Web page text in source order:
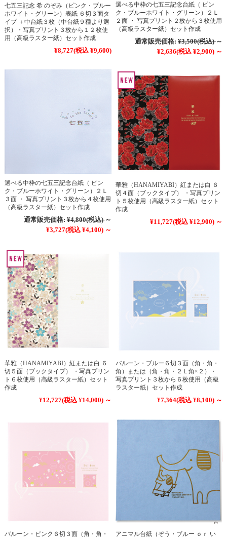
七五三記念 希 のぞみ（ピンク・ブルー
ホワイト・グリーン）表紙 ６切３面タ
イプ ＋中台紙３枚（中台紙９種より選
択）・写真プリント３枚から１２枚使
用（高級ラスター紙）セット作成
¥8,727(税込 ¥9,600)
選べる中枠の七五三記念台紙（ ピン
ク・ブルーホワイト・グリーン）２Ｌ
２面 ・ 写真プリント２枚から３枚使用
（高級ラスター紙）セット作成
通常販売価格: ¥3,500(税込) ～
¥2,636(税込 ¥2,900) ～
選べる中枠の七五三記念台紙（ ピン
ク・ブルーホワイト・グリーン）２Ｌ
３面 ・ 写真プリント３枚から４枚使用
（高級ラスター紙）セット作成
通常販売価格: ¥4,800(税込) ～
¥3,727(税込 ¥4,100) ～
華雅（HANAMIYABI）紅または白 ６
切４面（ブックタイプ） ・写真プリン
ト５枚使用（高級ラスター紙）セット
作成
¥11,727(税込 ¥12,900) ～
華雅（HANAMIYABI）紅または白 ６
切５面（ブックタイプ） ・写真プリン
ト６枚使用（高級ラスター紙）セット
作成
¥12,727(税込 ¥14,000) ～
バルーン・ブルー６切３面（角・角・
角）または（角・角・２Ｌ角×２）・
写真プリント３枚から６枚使用（高級
ラスター紙）セット作成
¥7,364(税込 ¥8,100) ～
バルーン・ピンク６切３面（角・角・
アニマル台紙（ぞう・ブルー ｏｒ い